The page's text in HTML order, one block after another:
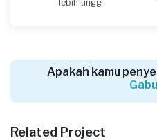
Hendra requested Les
Hampir 2 tahun yang lalu
Tangerang Kabupaten,
lebih tinggi
Apakah kamu
Related Project